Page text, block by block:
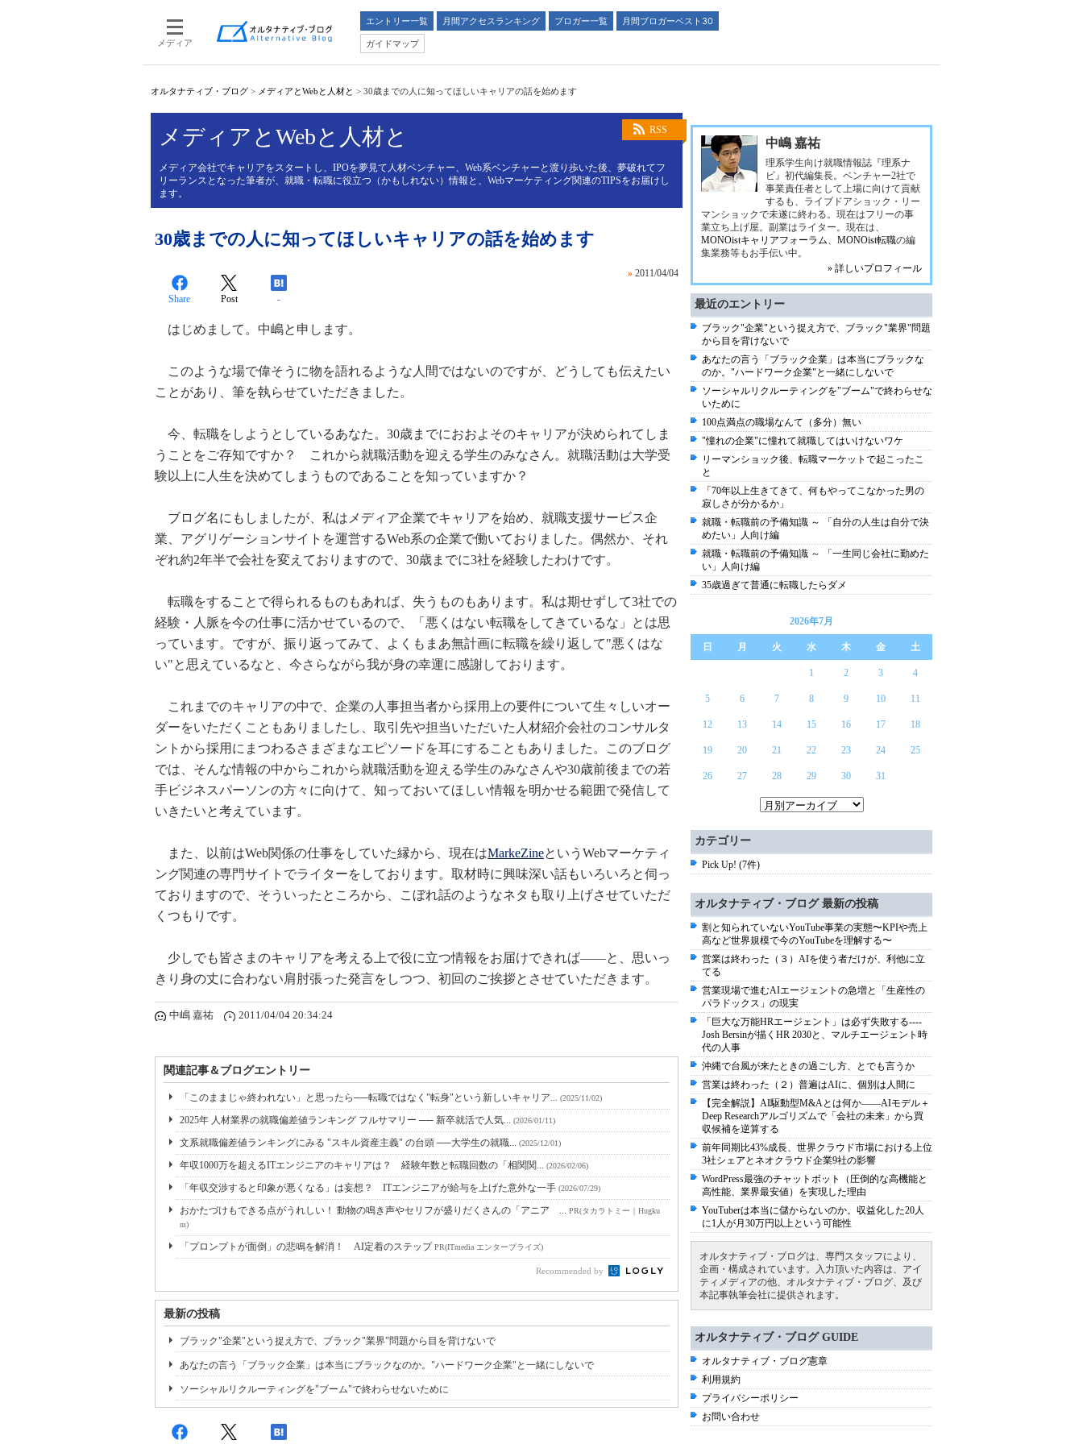
メディア
エントリー一覧 月間アクセスランキング ブロガー一覧
月間ブロガーベスト30
ガイドマップ
オルタナティブ・ブログ > メディアとWebと人材と > 30歳までの人に知ってほしいキャリアの話を始めます
RSS
メディアとWebと人材と
メディア会社でキャリアをスタートし、IPOを夢見て人材ベンチャー、Web系ベンチャーと渡り歩いた後、夢破れてフ
リーランスとなった筆者が、就職・転職に役立つ（かもしれない）情報と、Webマーケティング関連のTIPSをお届けし
ます。
30歳までの人に知ってほしいキャリアの話を始めます
» 2011/04/04
Share Post -
はじめまして。中嶋と申します。
このような場で偉そうに物を語れるような人間ではないのですが、どうしても伝えたい
ことがあり、筆を執らせていただきました。
今、転職をしようとしているあなた。30歳までにおおよそのキャリアが決められてしま
うことをご存知ですか？ これから就職活動を迎える学生のみなさん。就職活動は大学受
験以上に人生を決めてしまうものであることを知っていますか？
ブログ名にもしましたが、私はメディア企業でキャリアを始め、就職支援サービス企
業、アグリゲーションサイトを運営するWeb系の企業で働いておりました。偶然か、それ
ぞれ約2年半で会社を変えておりますので、30歳までに3社を経験したわけです。
転職をすることで得られるものもあれば、失うものもあります。私は期せずして3社での
経験・人脈を今の仕事に活かせているので、「悪くはない転職をしてきているな」とは思
っています。ですが、振り返ってみて、よくもまあ無計画に転職を繰り返して"悪くはな
い"と思えているなと、今さらながら我が身の幸運に感謝しております。
これまでのキャリアの中で、企業の人事担当者から採用上の要件について生々しいオー
ダーをいただくこともありましたし、取引先や担当いただいた人材紹介会社のコンサルタ
ントから採用にまつわるさまざまなエピソードを耳にすることもありました。このブログ
では、そんな情報の中からこれから就職活動を迎える学生のみなさんや30歳前後までの若
手ビジネスパーソンの方々に向けて、知っておいてほしい情報を明かせる範囲で発信して
いきたいと考えています。
また、以前はWeb関係の仕事をしていた縁から、現在はMarkeZineというWebマーケティ
ング関連の専門サイトでライターをしております。取材時に興味深い話もいろいろと伺っ
ておりますので、そういったところから、こぼれ話のようなネタも取り上げさせていただ
くつもりです。
少しでも皆さまのキャリアを考える上で役に立つ情報をお届けできれば――と、思いっ
きり身の丈に合わない肩肘張った発言をしつつ、初回のご挨拶とさせていただきます。
中嶋 嘉祐 2011/04/04 20:34:24
関連記事＆ブログエントリー
「このままじゃ終われない」と思ったら──転職ではなく"転身"という新しいキャリア... (2025/11/02)
2025年 人材業界の就職偏差値ランキング フルサマリー ── 新卒就活で人気... (2026/01/11)
文系就職偏差値ランキングにみる "スキル資産主義" の台頭 ──大学生の就職... (2025/12/01)
年収1000万を超えるITエンジニアのキャリアは？ 経験年数と転職回数の「相関関... (2026/02/06)
「年収交渉すると印象が悪くなる」は妄想？ ITエンジニアが給与を上げた意外な一手 (2026/07/29)
おかたづけもできる点がうれしい！ 動物の鳴き声やセリフが盛りだくさんの「アニア ... PR(タカラトミー｜Hugku
m)
「プロンプトが面倒」の悲鳴を解消！ AI定着のステップPR(ITmedia エンタープライズ)
Recommended by
最新の投稿
ブラック"企業"という捉え方で、ブラック"業界"問題から目を背けないで
あなたの言う「ブラック企業」は本当にブラックなのか。"ハードワーク企業"と一緒にしないで
ソーシャルリクルーティングを"ブーム"で終わらせないために
中嶋 嘉祐
理系学生向け就職情報誌『理系ナ
ビ』初代編集長。ベンチャー2社で
事業責任者として上場に向けて貢献
するも、ライブドアショック・リー
マンショックで未遂に終わる。現在はフリーの事
業立ち上げ屋。副業はライター。現在は、
MONOistキャリアフォーラム、 MONOist転職の編
集業務等もお手伝い中。
» 詳しいプロフィール
最近のエントリー
ブラック"企業"という捉え方で、ブラック"業界"問題
から目を背けないで
あなたの言う「ブラック企業」は本当にブラックな
のか。"ハードワーク企業"と一緒にしないで
ソーシャルリクルーティングを"ブーム"で終わらせな
いために
100点満点の職場なんて（多分）無い
"憧れの企業"に憧れて就職してはいけないワケ
リーマンショック後、転職マーケットで起こったこ
と
「70年以上生きてきて、何もやってこなかった男の
寂しさが分かるか」
就職・転職前の予備知識 ～ 「自分の人生は自分で決
めたい」人向け編
就職・転職前の予備知識 ～ 「一生同じ会社に勤めた
い」人向け編
35歳過ぎて普通に転職したらダメ
2026年7月
日 月 火 水 木 金 土
1 2 3 4
5 6 7 8 9 10 11
12 13 14 15 16 17 18
19 20 21 22 23 24 25
26 27 28 29 30 31
カテゴリー
Pick Up! (7件)
オルタナティブ・ブログ 最新の投稿
割と知られていないYouTube事業の実態〜KPIや売上
高など世界規模で今のYouTubeを理解する〜
営業は終わった（３）AIを使う者だけが、利他に立
てる
営業現場で進むAIエージェントの急増と「生産性の
パラドックス」の現実
「巨大な万能HRエージェント」は必ず失敗する----
Josh Bersinが描くHR 2030と、マルチエージェント時
代の人事
沖縄で台風が来たときの過ごし方、とでも言うか
営業は終わった（２）普遍はAIに、個別は人間に
【完全解説】AI駆動型M&Aとは何か――AIモデル＋
Deep Researchアルゴリズムで「会社の未来」から買
収候補を逆算する
前年同期比43%成長、世界クラウド市場における上位
3社シェアとネオクラウド企業9社の影響
WordPress最強のチャットボット（圧倒的な高機能と
高性能、業界最安値）を実現した理由
YouTuberは本当に儲からないのか。収益化した20人
に1人が月30万円以上という可能性
オルタナティブ・ブログは、専門スタッフにより、
企画・構成されています。入力頂いた内容は、アイ
ティメディアの他、オルタナティブ・ブログ、及び
本記事執筆会社に提供されます。
オルタナティブ・ブログ GUIDE
オルタナティブ・ブログ憲章
利用規約
プライバシーポリシー
お問い合わせ